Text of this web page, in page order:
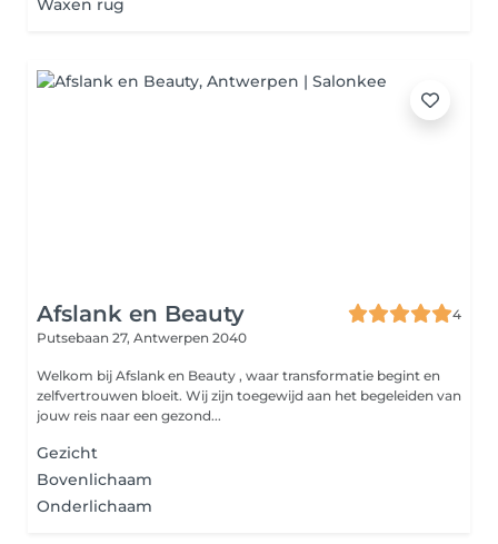
Waxen rug
Afslank en Beauty
4
Putsebaan 27, Antwerpen 2040
Welkom bij Afslank en Beauty , waar transformatie begint en
zelfvertrouwen bloeit. Wij zijn toegewijd aan het begeleiden van
jouw reis naar een gezond...
Gezicht
Bovenlichaam
Onderlichaam